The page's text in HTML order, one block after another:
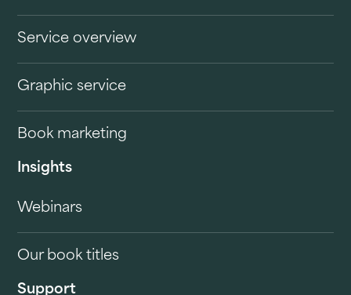
Service overview
Graphic service
Book marketing
Insights
Webinars
Our book titles
Support